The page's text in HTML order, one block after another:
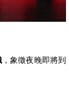
，象徵夜晚即將到